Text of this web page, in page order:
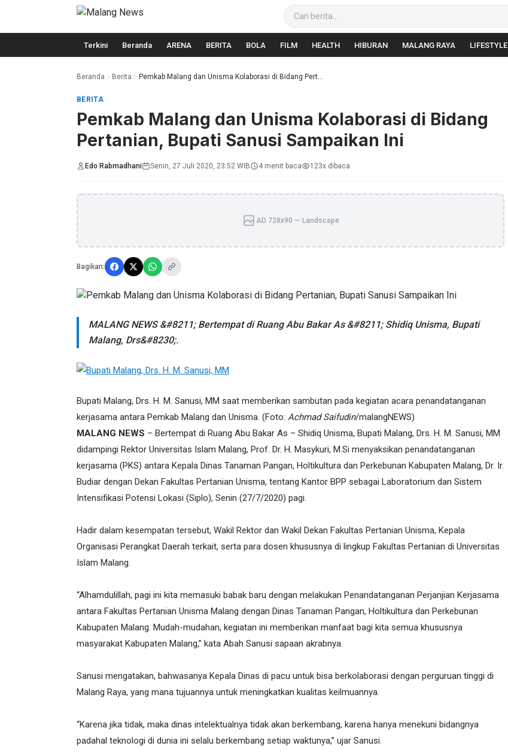
Langsung ke konten
Terkini Beranda ARENA BERITA BOLA FILM HEALTH HIBURAN MALANG RAYA LIFESTYLE
Beranda Berita Pemkab Malang dan Unisma Kolaborasi di Bidang Pert...
BERITA
Pemkab Malang dan Unisma Kolaborasi di Bidang
Pertanian, Bupati Sanusi Sampaikan Ini
Edo Rabmadhani Senin, 27 Juli 2020, 23:52 WIB 4 menit baca 123x dibaca
AD 728x90 — Landscape
Bagikan:
MALANG NEWS &#8211; Bertempat di Ruang Abu Bakar As &#8211; Shidiq Unisma, Bupati
Malang, Drs&#8230;.
Bupati Malang, Drs. H. M. Sanusi, MM saat memberikan sambutan pada kegiatan acara penandatanganan
kerjasama antara Pemkab Malang dan Unisma. (Foto: Achmad Saifudin/malangNEWS)
MALANG NEWS – Bertempat di Ruang Abu Bakar As – Shidiq Unisma, Bupati Malang, Drs. H. M. Sanusi, MM
didampingi Rektor Universitas Islam Malang, Prof. Dr. H. Masykuri, M.Si menyaksikan penandatanganan
kerjasama (PKS) antara Kepala Dinas Tanaman Pangan, Holtikultura dan Perkebunan Kabupaten Malang, Dr. Ir.
Budiar dengan Dekan Fakultas Pertanian Unisma, tentang Kantor BPP sebagai Laboratorium dan Sistem
Intensifikasi Potensi Lokasi (Siplo), Senin (27/7/2020) pagi.
Hadir dalam kesempatan tersebut, Wakil Rektor dan Wakil Dekan Fakultas Pertanian Unisma, Kepala
Organisasi Perangkat Daerah terkait, serta para dosen khususnya di lingkup Fakultas Pertanian di Universitas
Islam Malang.
“Alhamdulillah, pagi ini kita memasuki babak baru dengan melakukan Penandatanganan Perjanjian Kerjasama
antara Fakultas Pertanian Unisma Malang dengan Dinas Tanaman Pangan, Holtikultura dan Perkebunan
Kabupaten Malang. Mudah-mudahan, kegiatan ini memberikan manfaat bagi kita semua khususnya
masyarakat Kabupaten Malang,” kata Abah Sanusi sapaan akrabnya.
Sanusi mengatakan, bahwasanya Kepala Dinas di pacu untuk bisa berkolaborasi dengan perguruan tinggi di
Malang Raya, yang mana tujuannya untuk meningkatkan kualitas keilmuannya.
“Karena jika tidak, maka dinas intelektualnya tidak akan berkembang, karena hanya menekuni bidangnya
padahal teknologi di dunia ini selalu berkembang setiap waktunya,” ujar Sanusi.